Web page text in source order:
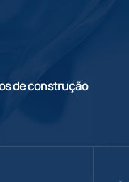
de construção